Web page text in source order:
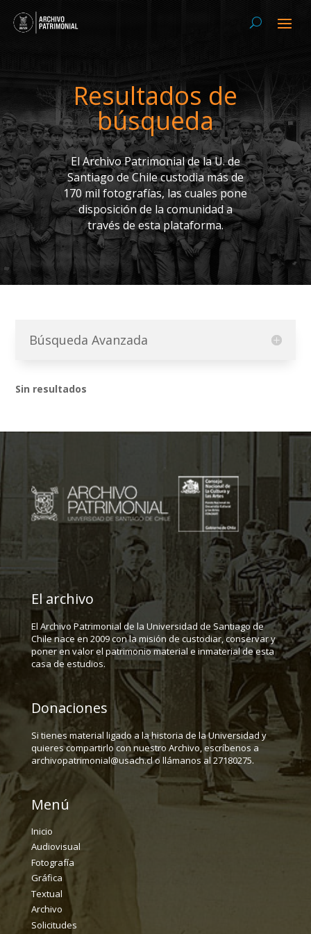
Resultados de
búsqueda
El Archivo Patrimonial de la U. de
Santiago de Chile custodia más de
170 mil fotografías, las cuales pone
disposición de la comunidad a
través de esta plataforma.
Búsqueda Avanzada
Sin resultados
El archivo
El Archivo Patrimonial de la Universidad de Santiago de
Chile nace en 2009 con la misión de custodiar, conservar y
poner en valor el patrimonio material e inmaterial de esta
casa de estudios.
Donaciones
Si tienes material ligado a la historia de la Universidad y
quieres compartirlo con nuestro Archivo, escríbenos a
archivopatrimonial@usach.cl o llámanos al 27180275.
Menú
Inicio
Audiovisual
Fotografía
Gráfica
Textual
Archivo
Solicitudes